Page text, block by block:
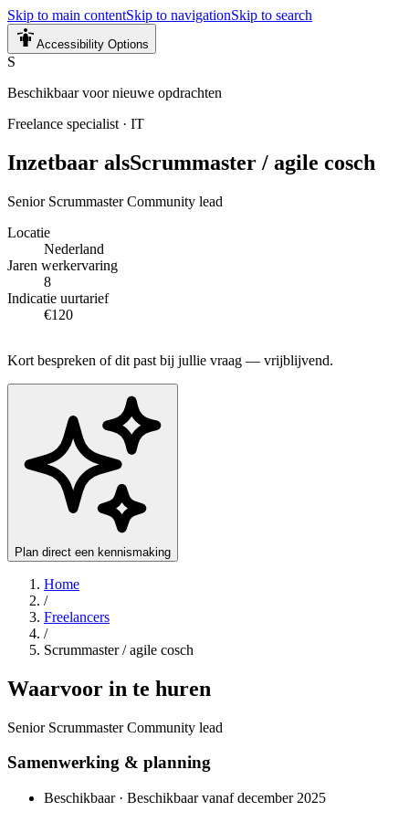
Skip to main contentSkip to navigationSkip to search
Accessibility Options
S
Beschikbaar voor nieuwe opdrachten
Freelance specialist · IT
Inzetbaar alsScrummaster / agile cosch
Senior Scrummaster Community lead
Locatie
Nederland
Jaren werkervaring
8
Indicatie uurtarief
€120
Kort bespreken of dit past bij jullie vraag — vrijblijvend.
Plan direct een kennismaking
Home
/
Freelancers
/
Scrummaster / agile cosch
Waarvoor in te huren
Senior Scrummaster Community lead
Samenwerking & planning
Beschikbaar · Beschikbaar vanaf december 2025